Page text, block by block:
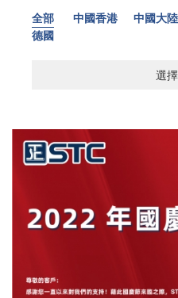
全部 中國香港 中國大陸
德國
選